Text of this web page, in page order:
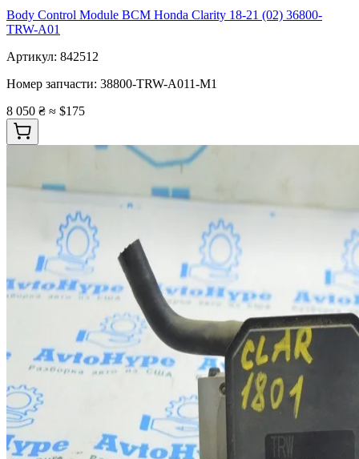
Body Control Module BCM Honda Clarity 18-21 (02) 36800-
TRW-A01
Артикул: 842512
Номер запчасти: 38800-TRW-A011-M1
8 050 ₴ ≈ $175